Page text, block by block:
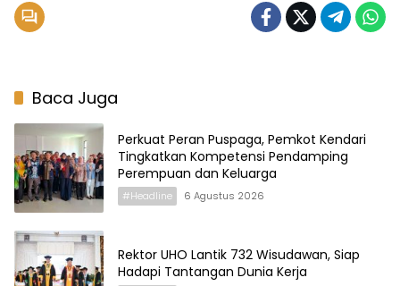
Baca Juga
Perkuat Peran Puspaga, Pemkot Kendari
Tingkatkan Kompetensi Pendamping
Perempuan dan Keluarga
#Headline 6 Agustus 2026
Rektor UHO Lantik 732 Wisudawan, Siap
Hadapi Tantangan Dunia Kerja